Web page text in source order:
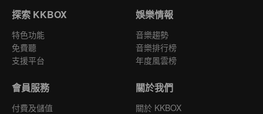
探索 KKBOX
特色功能
免費聽
支援平台
娛樂情報
音樂趨勢
音樂排行榜
年度風雲榜
會員服務
付費及儲值
關於我們
關於 KKBOX